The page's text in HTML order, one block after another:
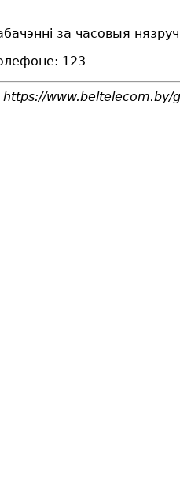
за часовыя
123
https://www.beltelecom.by/